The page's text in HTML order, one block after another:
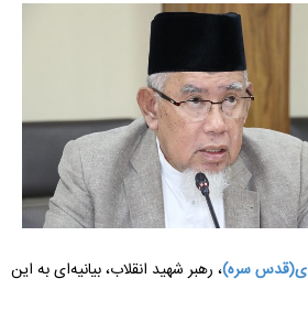
سره)، رهبر شهید انقلاب، بیانیه‌ای به این